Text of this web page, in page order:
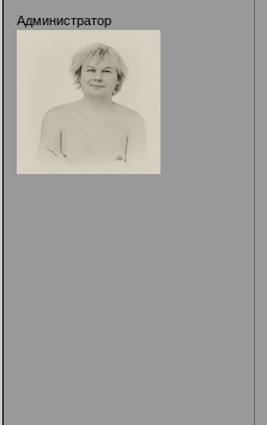
Администратор